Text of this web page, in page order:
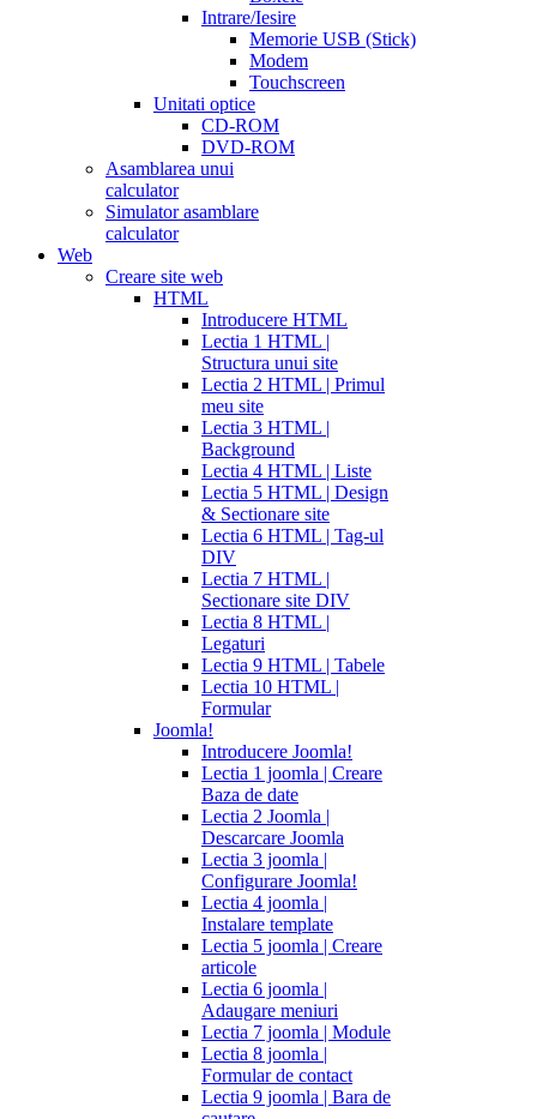
Intrare/Iesire
Memorie USB (Stick)
Modem
Touchscreen
Unitati optice
CD-ROM
DVD-ROM
Asamblarea unui
calculator
Simulator asamblare
calculator
Web
Creare site web
HTML
Introducere HTML
Lectia 1 HTML |
Structura unui site
Lectia 2 HTML | Primul
meu site
Lectia 3 HTML |
Background
Lectia 4 HTML | Liste
Lectia 5 HTML | Design
& Sectionare site
Lectia 6 HTML | Tag-ul
DIV
Lectia 7 HTML |
Sectionare site DIV
Lectia 8 HTML |
Legaturi
Lectia 9 HTML | Tabele
Lectia 10 HTML |
Formular
Joomla!
Introducere Joomla!
Lectia 1 joomla | Creare
Baza de date
Lectia 2 Joomla |
Descarcare Joomla
Lectia 3 joomla |
Configurare Joomla!
Lectia 4 joomla |
Instalare template
Lectia 5 joomla | Creare
articole
Lectia 6 joomla |
Adaugare meniuri
Lectia 7 joomla | Module
Lectia 8 joomla |
Formular de contact
Lectia 9 joomla | Bara de